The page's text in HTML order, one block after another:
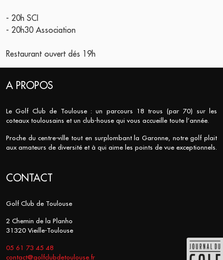
- 20h SCI
- 20h30 Association
Restaurant ouvert dés 19h
A PROPOS
Le Golf Club de Toulouse : un parcours 18 trous (par 70) sur les
coteaux toulousains et un club-house qui vous accueille toute l’année.
Proche du centre-ville tout en surplombant la Garonne, notre golf plait
aux amateurs de diversité et à qui aime les points de vue exceptionnels.
CONTACT
Golf Club de Toulouse
2 Chemin de la Planho
31320 Vieille-Toulouse
05 61 73 45 48
contact@golfclubdetoulouse.fr